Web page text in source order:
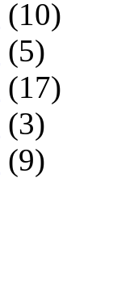
(10)
(5)
(17)
(3)
(9)